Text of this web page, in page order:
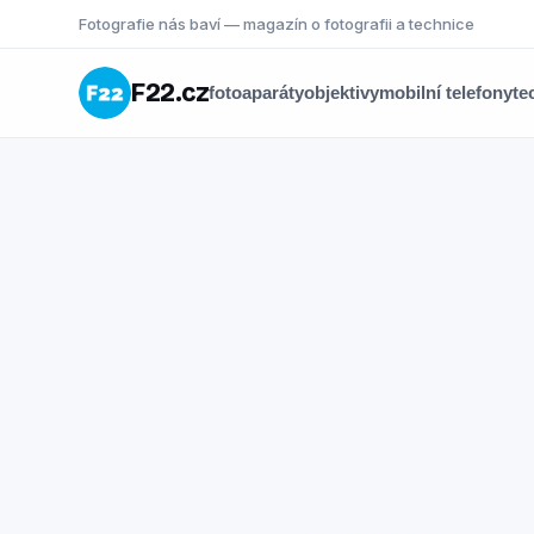
Fotografie nás baví — magazín o fotografii a technice
F22.czfotoaparátyobjektivymobilní telefony